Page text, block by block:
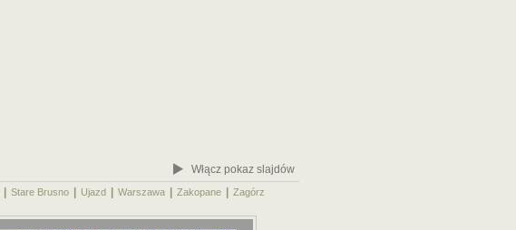
Włącz pokaz slajdów
Stare Brusno Ujazd Warszawa Zakopane Zagórz